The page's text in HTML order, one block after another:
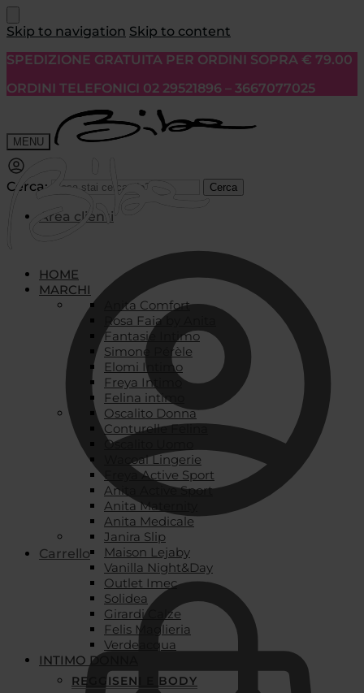
Skip to navigation Skip to content
SPEDIZIONE GRATUITA PER ORDINI SOPRA € 79.00
ORDINI TELEFONICI 02 29521896 – 3667077025
MENU
Cerca: Cerca
Area clienti
Carrello
HOME
MARCHI
Anita Comfort
Rosa Faia by Anita
Fantasie Intimo
Simone Pérèle
Elomi Intimo
Freya Intimo
Felina intimo
Oscalito Donna
Conturelle Felina
Oscalito Uomo
Wacoal Lingerie
Freya Active Sport
Anita Active Sport
Anita Maternity
Anita Medicale
Janira Slip
Maison Lejaby
Vanilla Night&Day
Outlet Imec
Solidea
Girardi Calze
Felis Maglieria
Verdeacqua
INTIMO DONNA
REGGISENI E BODY